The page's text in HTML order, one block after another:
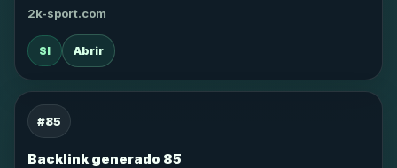
2k-sport.com
SI Abrir
#85
Backlink generado 85